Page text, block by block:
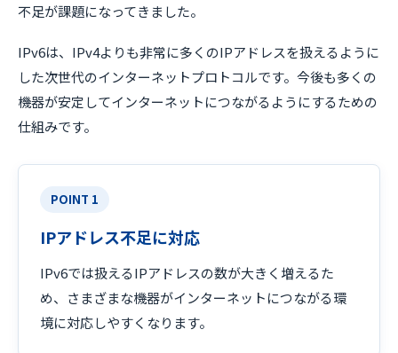
不足が課題になってきました。
IPv6は、IPv4よりも非常に多くのIPアドレスを扱えるように
した次世代のインターネットプロトコルです。今後も多くの
機器が安定してインターネットにつながるようにするための
仕組みです。
POINT 1
IPアドレス不足に対応
IPv6では扱えるIPアドレスの数が大きく増えるた
め、さまざまな機器がインターネットにつながる環
境に対応しやすくなります。